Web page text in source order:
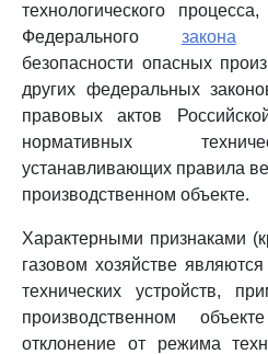
технологического
Федерального закона
безопасности опасных
других федеральных
правовых актов
нормативных
устанавливающих правила
производственном объекте.
Характерными признаками
газовом хозяйстве
технических устройств,
производственном
отклонение от режима